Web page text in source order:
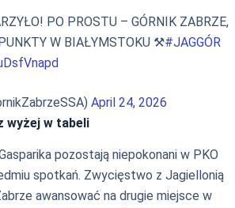
PO PROSTU – GÓRNIK ZABRZE,
W BIAŁYMSTOKU ⚒️#JAGGÓR
April 24, 2026
wyżej w tabeli
pozostają niepokonani w PKO
spotkań. Zwycięstwo z Jagiellonią
awansować na drugie miejsce w